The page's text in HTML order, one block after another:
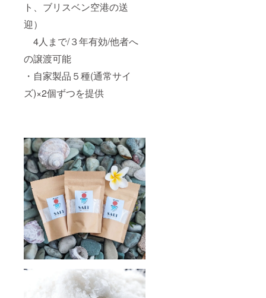
ト、ブリスベン空港の送
迎）
4人まで/３年有効/他者へ
の譲渡可能
・自家製品５種(通常サイ
ズ)×2個ずつを提供